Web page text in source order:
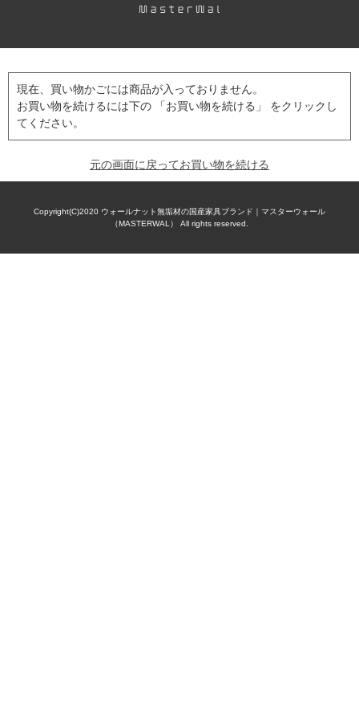
現在、買い物かごには商品が入っておりません。
お買い物を続けるには下の 「お買い物を続ける」 をクリックし
てください。
元の画面に戻ってお買い物を続ける
Copyright(C)2020 ウォールナット無垢材の国産家具ブランド｜マスターウォール
（MASTERWAL） All rights reserved.